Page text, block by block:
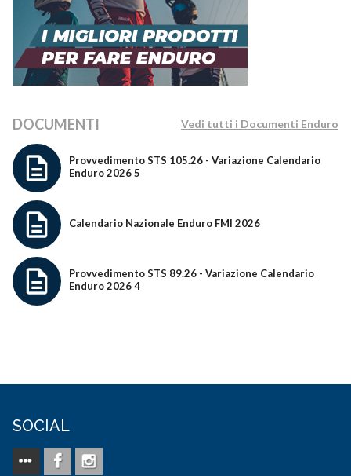
DOCUMENTI Vedi tutti i Documenti Enduro
Provvedimento STS 105.26 - Variazione Calendario
Enduro 2026 5
Calendario Nazionale Enduro FMI 2026
Provvedimento STS 89.26 - Variazione Calendario
Enduro 2026 4
SOCIAL